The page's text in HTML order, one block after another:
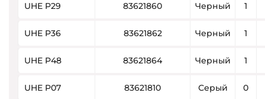
UHE P29 83621860 Черный 1
UHE P36 83621862 Черный 1
UHE P48 83621864 Черный 1
UHE P07 83621810 Серый 0